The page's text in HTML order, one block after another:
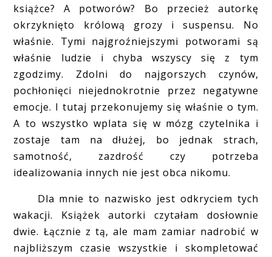
książce? A potworów? Bo przecież autorkę
okrzyknięto królową grozy i suspensu. No
właśnie. Tymi najgroźniejszymi potworami są
właśnie ludzie i chyba wszyscy się z tym
zgodzimy. Zdolni do najgorszych czynów,
pochłonięci niejednokrotnie przez negatywne
emocje. I tutaj przekonujemy się właśnie o tym.
A to wszystko wplata się w mózg czytelnika i
zostaje tam na dłużej, bo jednak strach,
samotność, zazdrość czy potrzeba
idealizowania innych nie jest obca nikomu.
Dla mnie to nazwisko jest odkryciem tych
wakacji. Książek autorki czytałam dosłownie
dwie. Łącznie z tą, ale mam zamiar nadrobić w
najbliższym czasie wszystkie i skompletować